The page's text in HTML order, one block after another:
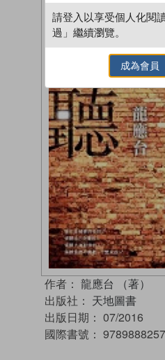
作者： 龍應台 （著）
出版社： 天地圖書
出版日期： 07/2016
國際書號：
請登入以享受個人化閱
過」繼續瀏覽。
成為會員